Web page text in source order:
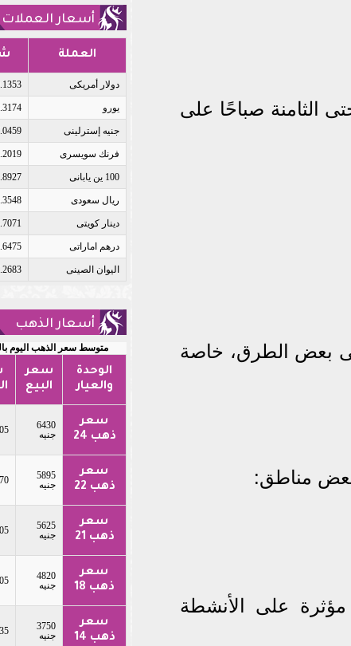
الثامنة صباحًا على
بعض الطرق، خاصة
مناطق:
مؤثرة على الأنشطة
أسعار العملات
العملة
دولار أمريكى
يورو
جنيه إسترلينى
فرنك سويسرى
100 ين يابانى
ريال سعودى
دينار كويتى
درهم اماراتى
اليوان الصينى
أسعار الذهب
متوسط سعر الذهب اليوم
الوحدة
والعيار
سعر
البيع
سعر
ذهب 24
6430
جنيه
سعر
ذهب 22
5895
جنيه
سعر
ذهب 21
5625
جنيه
سعر
ذهب 18
4820
جنيه
سعر
ذهب 14
3750
جنيه